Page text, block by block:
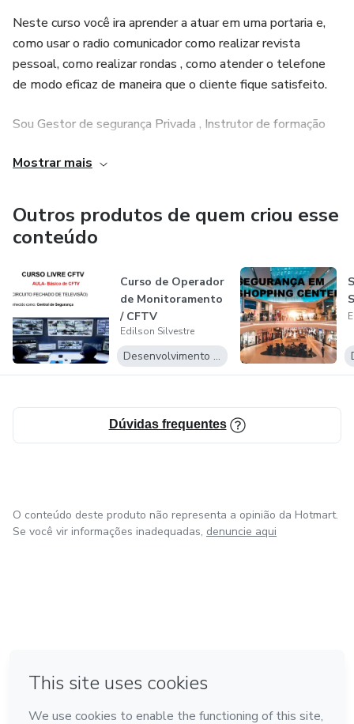
Neste curso você ira aprender a atuar em uma portaria e,
como usar o radio comunicador como realizar revista
pessoal, como realizar rondas , como atender o telefone
de modo eficaz de maneira que o cliente fique satisfeito.
Sou Gestor de segurança Privada , Instrutor de formação
extensão em carro forte, segurança VIP, experiência em
condomínios, clubes sociais, Shopping Centres, Curso de
Brigadista e Primeiros Socorros entre outros.
Mostrar mais
Outros produtos de quem criou esse
conteúdo
Curso de Operador
de Monitoramento
/ CFTV
Edilson Silvestre
Desenvolvimento Pessoal
Dúvidas frequentes
O conteúdo deste produto não representa a opinião da Hotmart.
Se você vir informações inadequadas, denuncie aqui
Feito com ❤ em Bogotá